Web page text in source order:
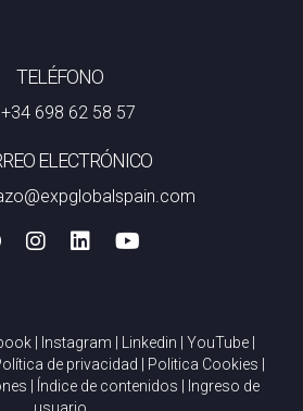
TELÉFONO
+34 698 62 58 57
ELECTRÓNICO
| Instagram Linkedin YouTube|
de privacidad Politica Cookies
Índice de contenidos
Ingreso de